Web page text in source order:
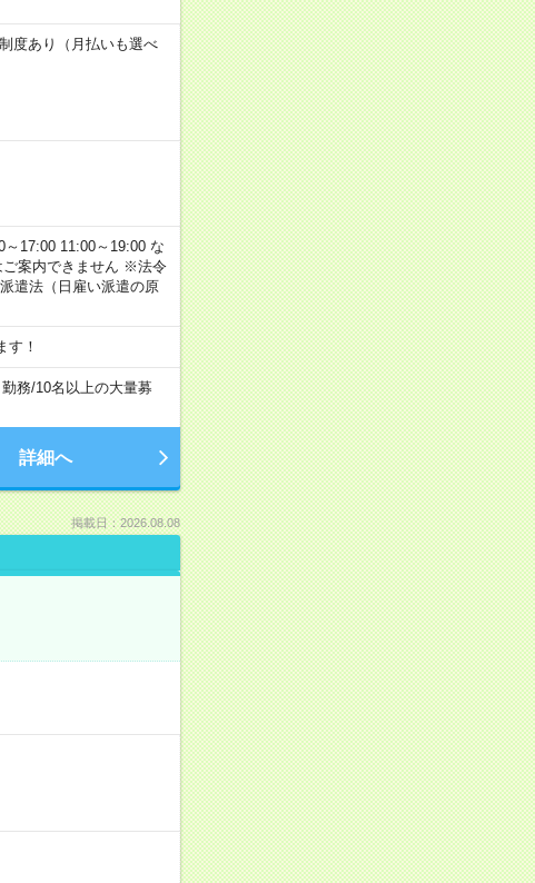
度あり（月払いも選べ
17:00 11:00～19:00 な
ご案内できません ※法令
遣法（日雇い派遣の原
！
務/10名以上の大量募
詳細へ
掲載日：2026.08.08